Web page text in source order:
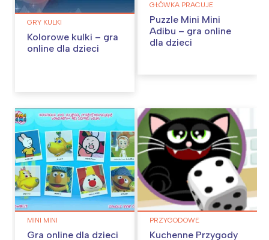
GRY KULKI
Kolorowe kulki – gra
online dla dzieci
GŁÓWKA PRACUJE
Puzzle Mini Mini
Adibu – gra online
dla dzieci
MINI MINI
Gra online dla dzieci
PRZYGODOWE
Kuchenne Przygody